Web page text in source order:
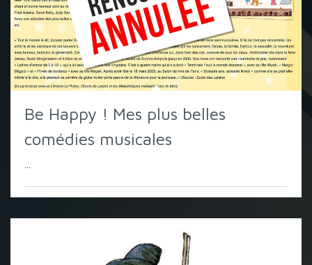
Be Happy ! Mes plus belles
comédies musicales